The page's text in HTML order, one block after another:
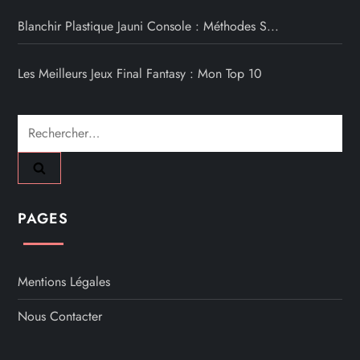
Blanchir Plastique Jauni Console : Méthodes S...
Les Meilleurs Jeux Final Fantasy : Mon Top 10
Rechercher :
PAGES
Mentions Légales
Nous Contacter